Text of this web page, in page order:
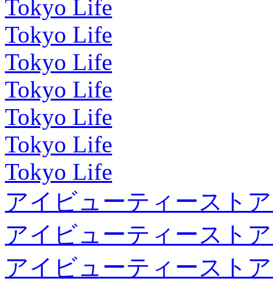
Tokyo Life
Tokyo Life
Tokyo Life
Tokyo Life
Tokyo Life
Tokyo Life
Tokyo Life
アイビューティースト
アイビューティースト
アイビューティースト